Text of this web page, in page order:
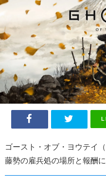
ゴースト・オブ・ヨウテイ
藤勢の雇兵処の場所と報酬